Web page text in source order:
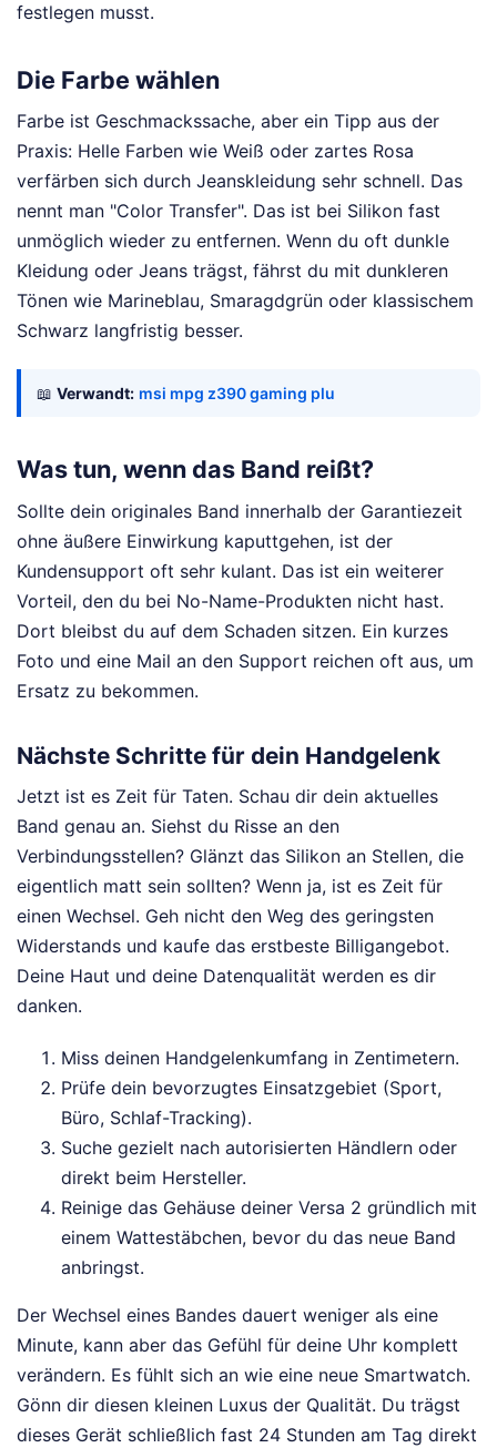
festlegen musst.
Die Farbe wählen
Farbe ist Geschmackssache, aber ein Tipp aus der
Praxis: Helle Farben wie Weiß oder zartes Rosa
verfärben sich durch Jeanskleidung sehr schnell. Das
nennt man "Color Transfer". Das ist bei Silikon fast
unmöglich wieder zu entfernen. Wenn du oft dunkle
Kleidung oder Jeans trägst, fährst du mit dunkleren
Tönen wie Marineblau, Smaragdgrün oder klassischem
Schwarz langfristig besser.
📖 Verwandt: msi mpg z390 gaming plu
Was tun, wenn das Band reißt?
Sollte dein originales Band innerhalb der Garantiezeit
ohne äußere Einwirkung kaputtgehen, ist der
Kundensupport oft sehr kulant. Das ist ein weiterer
Vorteil, den du bei No-Name-Produkten nicht hast.
Dort bleibst du auf dem Schaden sitzen. Ein kurzes
Foto und eine Mail an den Support reichen oft aus, um
Ersatz zu bekommen.
Nächste Schritte für dein Handgelenk
Jetzt ist es Zeit für Taten. Schau dir dein aktuelles
Band genau an. Siehst du Risse an den
Verbindungsstellen? Glänzt das Silikon an Stellen, die
eigentlich matt sein sollten? Wenn ja, ist es Zeit für
einen Wechsel. Geh nicht den Weg des geringsten
Widerstands und kaufe das erstbeste Billigangebot.
Deine Haut und deine Datenqualität werden es dir
danken.
Miss deinen Handgelenkumfang in Zentimetern.
Prüfe dein bevorzugtes Einsatzgebiet (Sport,
Büro, Schlaf-Tracking).
Suche gezielt nach autorisierten Händlern oder
direkt beim Hersteller.
Reinige das Gehäuse deiner Versa 2 gründlich mit
einem Wattestäbchen, bevor du das neue Band
anbringst.
Der Wechsel eines Bandes dauert weniger als eine
Minute, kann aber das Gefühl für deine Uhr komplett
verändern. Es fühlt sich an wie eine neue Smartwatch.
Gönn dir diesen kleinen Luxus der Qualität. Du trägst
dieses Gerät schließlich fast 24 Stunden am Tag direkt